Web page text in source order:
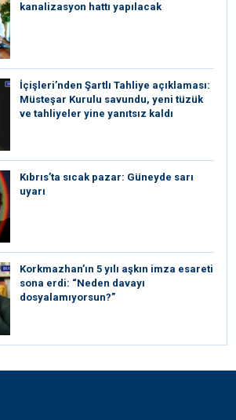
kanalizasyon hattı yapılacak
İçişleri’nden Şartlı Tahliye açıklaması:
Müsteşar Kurulu savundu, yeni tüzük
ve tahliyeler yine yanıtsız kaldı
Kıbrıs’ta sıcak pazar: Güneyde sarı
uyarı
Korkmazhan’ın 5 yılı aşkın imza esareti
sona erdi: “Neden davayı
dosyalamıyorsun?”